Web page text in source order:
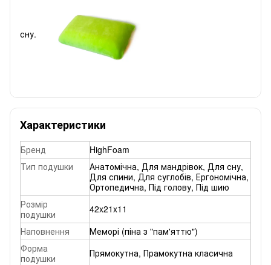
сну.
Характеристики
Бренд
HighFoam
Тип подушки
Анатомічна, Для мандрівок, Для сну,
Для спини, Для суглобів, Ергономічна,
Ортопедична, Під голову, Під шию
Розмір
подушки
42x21x11
Наповнення
Меморі (піна з "пам'яттю")
Форма
подушки
Прямокутна, Прамокутна класична